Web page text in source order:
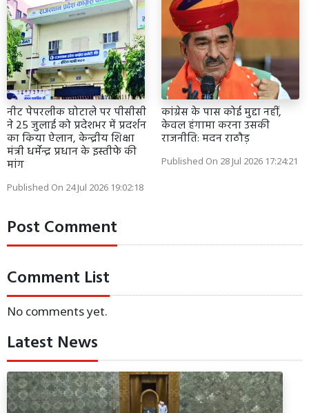
नीट पेपरलीक घोटाले पर पीसीसी
ने 25 जुलाई को प्रदेशभर में प्रदर्शन
का किया ऐलान, केन्द्रीय शिक्षा
मंत्री धर्मेन्द्र प्रधान के इस्तीफे की
मांग
Published On 24 Jul 2026 19:02:18
कांग्रेस के पास कोई मुद्दा नहीं,
केवल हंगामा करना उसकी
राजनीति: मदन राठौड़
Published On 28 Jul 2026 17:24:21
Post Comment
Comment List
No comments yet.
Latest News